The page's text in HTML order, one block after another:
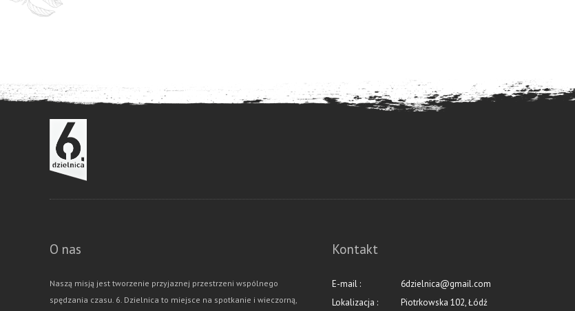
O nas
Naszą misją jest tworzenie przyjaznej przestrzeni wspólnego
spędzania czasu. 6. Dzielnica to miejsce na spotkanie i wieczorną,
Kontakt
E-mail :
6dzielnica@gmail.com
Lokalizacja :
Piotrkowska 102, Łódź